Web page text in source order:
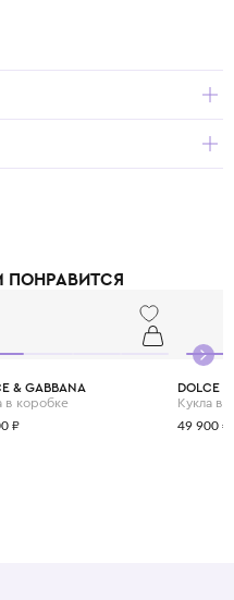
& GABBANA
в коробке
₽
DOLCE
Кукла в
49 900 ₽